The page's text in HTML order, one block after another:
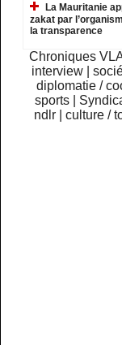
La Mauritanie
zakat par
la transparence
Chroniques
interview
|
diplomatie /
sports
ndlr
|culture /